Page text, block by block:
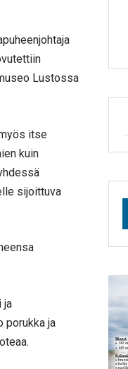
Lustossa
itse
kuin
sijoittuva
ja
porukka ja